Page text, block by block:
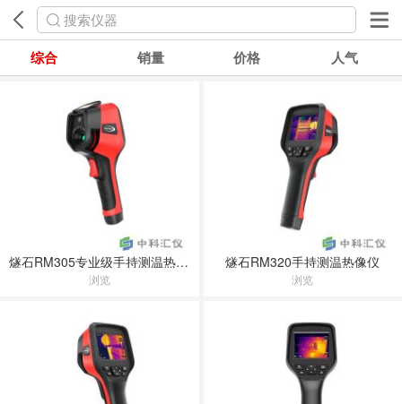
搜索仪器
综合 销量 价格 人气
燧石RM305专业级手持测温热像仪
浏览
燧石RM320手持测温热像仪
浏览